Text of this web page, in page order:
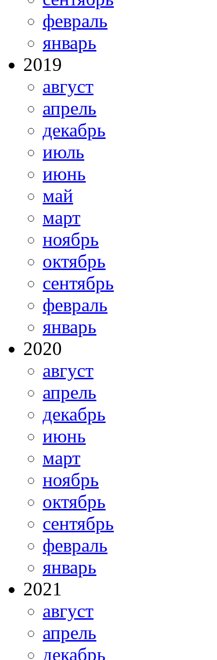
февраль
январь
2019
август
апрель
декабрь
июль
июнь
май
март
ноябрь
октябрь
сентябрь
февраль
январь
2020
август
апрель
декабрь
июнь
март
ноябрь
октябрь
сентябрь
февраль
январь
2021
август
апрель
декабрь